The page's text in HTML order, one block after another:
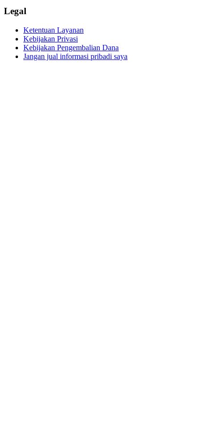
Legal
Ketentuan Layanan
Kebijakan Privasi
Kebijakan Pengembalian Dana
Jangan jual informasi pribadi saya